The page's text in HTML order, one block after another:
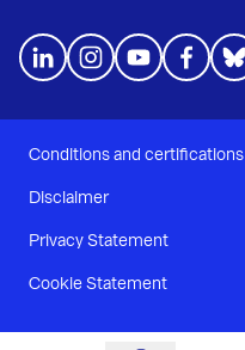
Conditions and certifications
Disclaimer
Privacy Statement
Cookie Statement